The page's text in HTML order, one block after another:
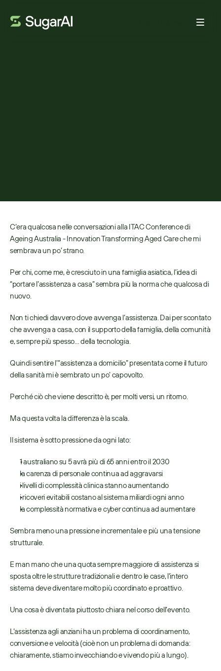
C’era qualcosa nelle conversazioni alla ITAC Conference di
Ageing Australia - Innovation Transforming Aged Care che mi
sembrava un po’ strano.
Per chi, come me, è cresciuto in una famiglia asiatica, l’idea di
“portare l’assistenza a casa” sembra più la norma che qualcosa di
nuovo.
Non ti chiedi davvero dove avvenga l’assistenza. Dai per scontato
che avvenga a casa, con il supporto della famiglia, della comunità
e, sempre più spesso… della tecnologia.
Quindi sentire l’“assistenza a domicilio” presentata come il futuro
della sanità mi è sembrato un po’ capovolto.
Perché ciò che viene descritto è, per molti versi, un ritorno.
Ma questa volta la differenza è la scala.
Il sistema è sotto pressione da ogni lato:
1 australiano su 5 avrà più di 65 anni entro il 2030
la carenza di personale continua ad aggravarsi
i livelli di complessità clinica stanno aumentando
i ricoveri evitabili costano al sistema miliardi ogni anno
la complessità normativa e cyber continua ad aumentare
Sembra meno una pressione incrementale e più una tensione
strutturale.
E man mano che una quota sempre maggiore di assistenza si
sposta oltre le strutture tradizionali e dentro le case, l’intero
sistema deve diventare molto più coordinato e proattivo.
Una cosa è diventata piuttosto chiara nel corso dell’evento.
L’assistenza agli anziani ha un problema di coordinamento,
conversione e velocità (cioè non un problema di domanda:
chiaramente, stiamo invecchiando e vivendo più a lungo).